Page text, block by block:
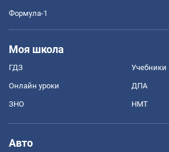
Формула-1
Моя школа
ГДЗ Учебники
Онлайн уроки ДПА
ЗНО НМТ
Авто